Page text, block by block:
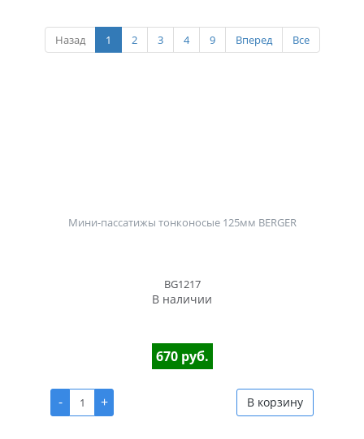
Назад 1 2 3 4 9 Вперед Все
Мини-пассатижы тонконосые 125мм BERGER
BG1217
В наличии
670 руб.
- + В корзину